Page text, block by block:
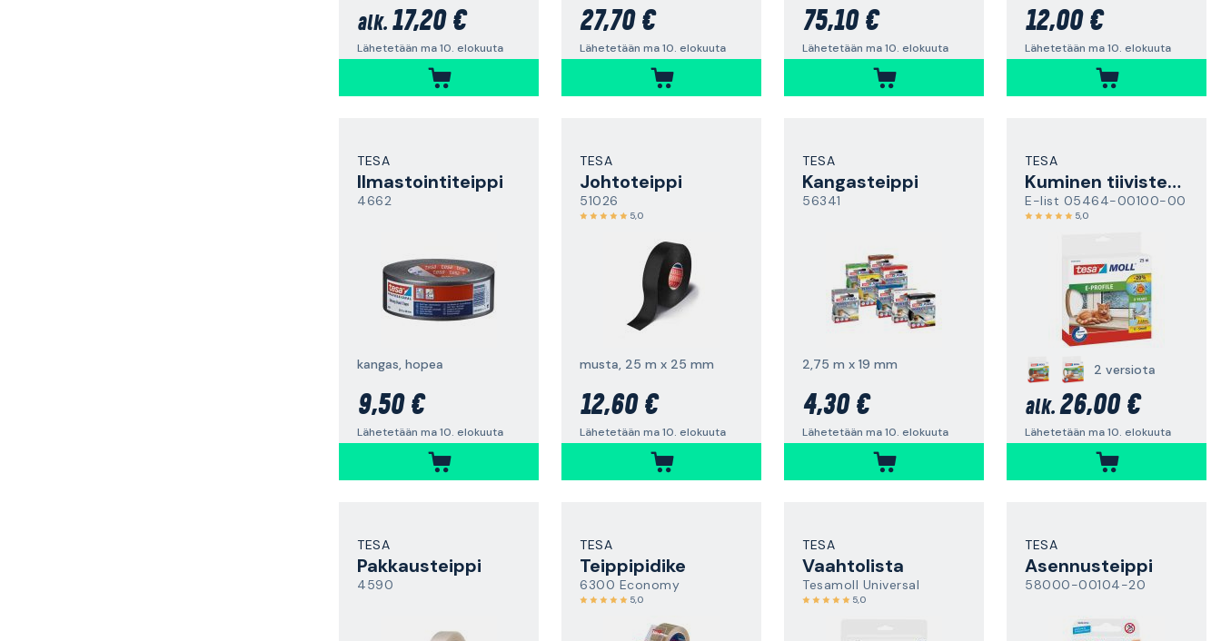
alk. 17,20 €
Lähetetään ma 10. elokuuta
27,70 €
Lähetetään ma 10. elokuuta
75,10 €
Lähetetään ma 10. elokuuta
12,00 €
Lähetetään ma 10. elokuuta
TESA
Ilmastointiteippi
4662
kangas, hopea
9,50 €
Lähetetään ma 10. elokuuta
TESA
Johtoteippi
51026
5,0
musta, 25 m x 25 mm
12,60 €
Lähetetään ma 10. elokuuta
TESA
Kangasteippi
56341
2,75 m x 19 mm
4,30 €
Lähetetään ma 10. elokuuta
TESA
Kuminen tiivistenauha
E-list 05464-00100-00
5,0
2 versiota
alk. 26,00 €
Lähetetään ma 10. elokuuta
TESA
Pakkausteippi
4590
TESA
Teippipidike
6300 Economy
5,0
TESA
Vaahtolista
Tesamoll Universal
5,0
TESA
Asennusteippi
58000-00104-20